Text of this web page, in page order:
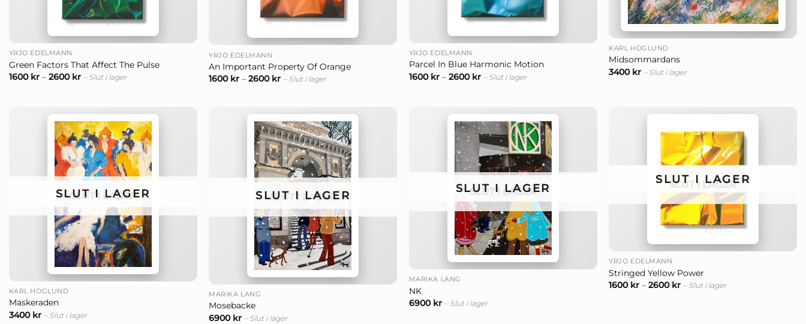
YRJÖ EDELMANN
Green Factors That Affect The Pulse
1600 kr– 2600 kr – Slut i lager
YRJÖ EDELMANN
An Important Property Of Orange
1600 kr –2600 kr – Slut i lager
YRJÖ EDELMANN
Parcel In Blue Harmonic Motion
1600 kr– 2600 kr – Slut i lager
KARL HÖGLUND
Midsommardans
3400 kr – Slut i lager
SLUT I LAGER
SLUT I LAGER
KARL HÖGLUND
Maskeraden
3400 kr – Slut i lager
SLUT I LAGER
SLUT I LAGER
MARIKA LANG
Mosebacke
6900 kr – Slut i lager
SLUT I LAGER
SLUT I LAGER
MARIKA LANG
NK
6900 kr – Slut i lager
SLUT I LAGER
SLUT I LAGER
YRJÖ EDELMANN
Stringed Yellow Power
1600 kr –2600 kr – Slut i lager